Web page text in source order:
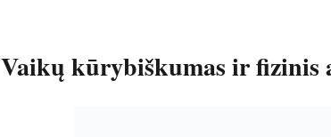
Vaikų kūrybiškumas ir fizinis